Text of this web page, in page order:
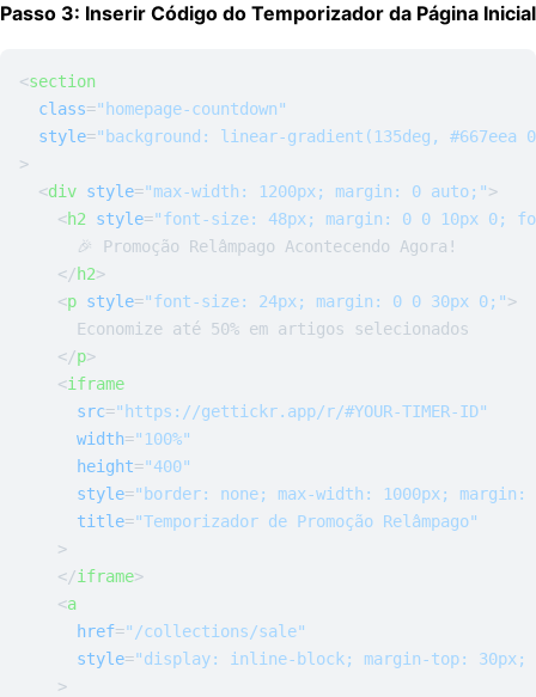
Passo 3: Inserir Código do Temporizador da Página Inicial
<section
class="homepage-countdown"
style="background: linear-gradient(135deg,
>
<div style="max-width: 1200px; margin: 0 auto;">
<h2 style="font-size: 48px; margin: 0 0 10px 0;
      🎉 Promoção Relâmpago Acontecendo Agora!
</h2>
<p style="font-size: 24px; margin: 0 0 30px 0;">
      Economize até 50% em artigos selecionados
</p>
<iframe
src="https://gettickr.app/r/#YOUR-TIMER-ID"
width="100%"
height="400"
style="border: none; max-width: 1000px;
title="Temporizador de Promoção Relâmpago"
    >
</iframe>
<a
href="/collections/sale"
style="display: inline-block; margin-top: 30px;
    >